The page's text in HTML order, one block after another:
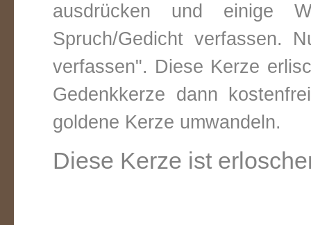
ausdrücken und einige
Spruch/Gedicht verfassen.
verfassen". Diese Kerze
Gedenkkerze dann
goldene Kerze umwandeln.
Diese Kerze ist